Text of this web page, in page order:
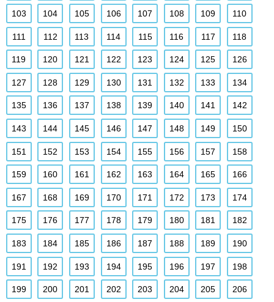
103 104 105 106 107 108 109 110
111 112 113 114 115 116 117 118
119 120 121 122 123 124 125 126
127 128 129 130 131 132 133 134
135 136 137 138 139 140 141 142
143 144 145 146 147 148 149 150
151 152 153 154 155 156 157 158
159 160 161 162 163 164 165 166
167 168 169 170 171 172 173 174
175 176 177 178 179 180 181 182
183 184 185 186 187 188 189 190
191 192 193 194 195 196 197 198
199 200 201 202 203 204 205 206